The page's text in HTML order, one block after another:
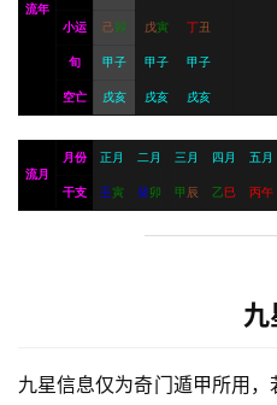
流年
小运 己卯 戊寅 丁丑
旬 甲子 甲子 甲子
空亡 戌亥 戌亥 戌亥
流月
月份 正月 二月 三月 四月 五月
干支 壬寅 癸卯 甲 辰 乙巳 丙午
九
九星信息仅为奇门遁甲所用